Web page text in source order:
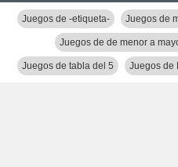
Juegos de -etiqueta- Juegos de
Juegos de de menor a
Juegos de tabla del 5 Juegos de